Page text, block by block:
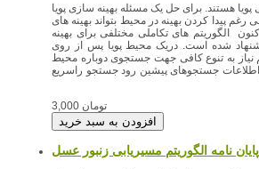
هستند. برای حل یک مسئله بهینه سازی پویا
رغم پیدا کردن بهینه در محیط بتواند بهینه های
الگوریتم های تکاملی مختلفی برای بهینه
شده است. دریک محیط پویا پس از روی
نیاز به تنوع کافی جهت جستجوی دوباره محیط
اطلاعات جستجوهای پیشین رود جستجو راسریع
3,000 تومان